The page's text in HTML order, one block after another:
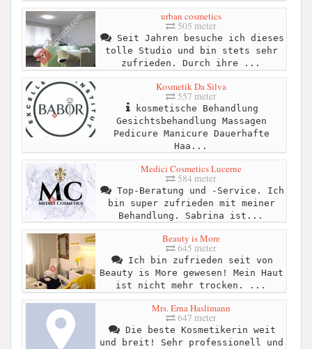
urban cosmetics
505 meter
Seit Jahren besuche ich dieses
tolle Studio und bin stets sehr
zufrieden. Durch ihre ...
Kosmetik Da Silva
557 meter
kosmetische Behandlung
Gesichtsbehandlung Massagen
Pedicure Manicure Dauerhafte
Haa...
Medici Cosmetics Lucerne
584 meter
Top-Beratung und -Service. Ich
bin super zufrieden mit meiner
Behandlung. Sabrina ist...
Beauty is More
645 meter
Ich bin zufrieden seit von
Beauty is More gewesen! Mein Haut
ist nicht mehr trocken. ...
Mrs. Erna Haslimann
647 meter
Die beste Kosmetikerin weit
und breit! Sehr professionell und